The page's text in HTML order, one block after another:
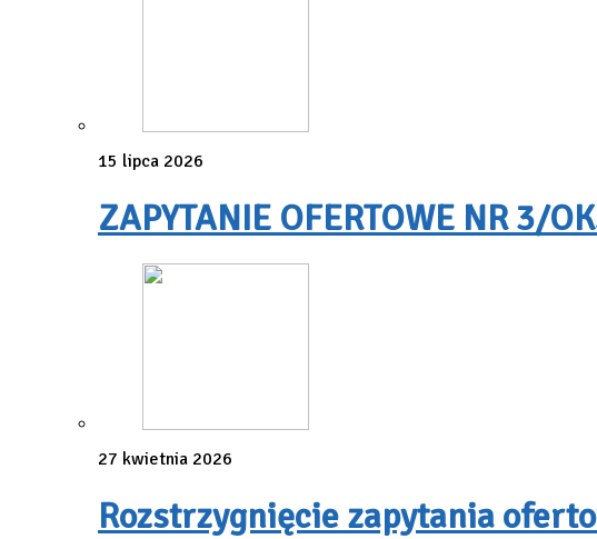
15 lipca 2026
ZAPYTANIE OFERTOWE NR 3/
27 kwietnia 2026
Rozstrzygnięcie zapytania